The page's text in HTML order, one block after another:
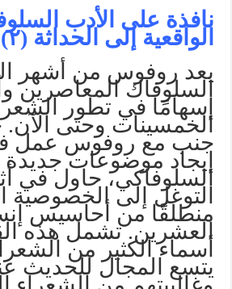
نافذة على الأدب
الواقعية إلى الحداثة (٢)
يعد روفوس من أشهر
السلوفاك المعاصرين
إسهامًا في تطور
الخمسينات وحتى الآن.
جنب مع روفوس عمل
إيجاد موضوعات
السلوفاكي، حاول في
التوغل إلى الخصوصية
منطلقًا من أحاسيس
العشرين. تشمل هذه
أسماء الكثير من
يتسع المجال للحديث